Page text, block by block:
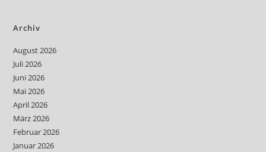
Archiv
August 2026
Juli 2026
Juni 2026
Mai 2026
April 2026
März 2026
Februar 2026
Januar 2026